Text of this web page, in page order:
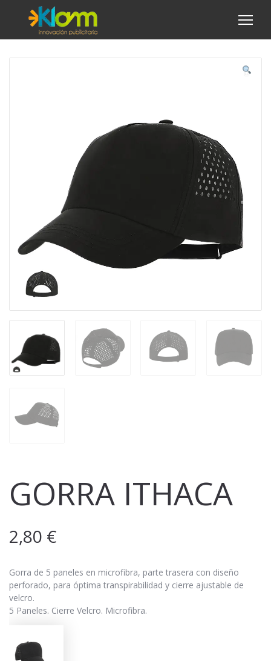
GORRA ITHACA
2,80 €
Gorra de 5 paneles en microfibra, parte trasera con diseño
perforado, para óptima transpirabilidad y cierre ajustable de
velcro.
5 Paneles. Cierre Velcro. Microfibra.